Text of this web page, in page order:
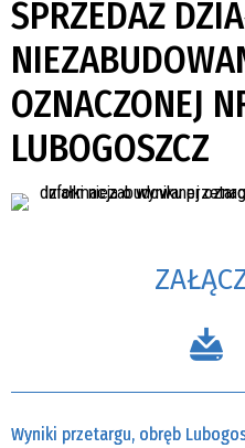
SPRZEDAŻ
OZNACZONEJ
LUBOGOSZCZ
Wyniki przetargu, obręb